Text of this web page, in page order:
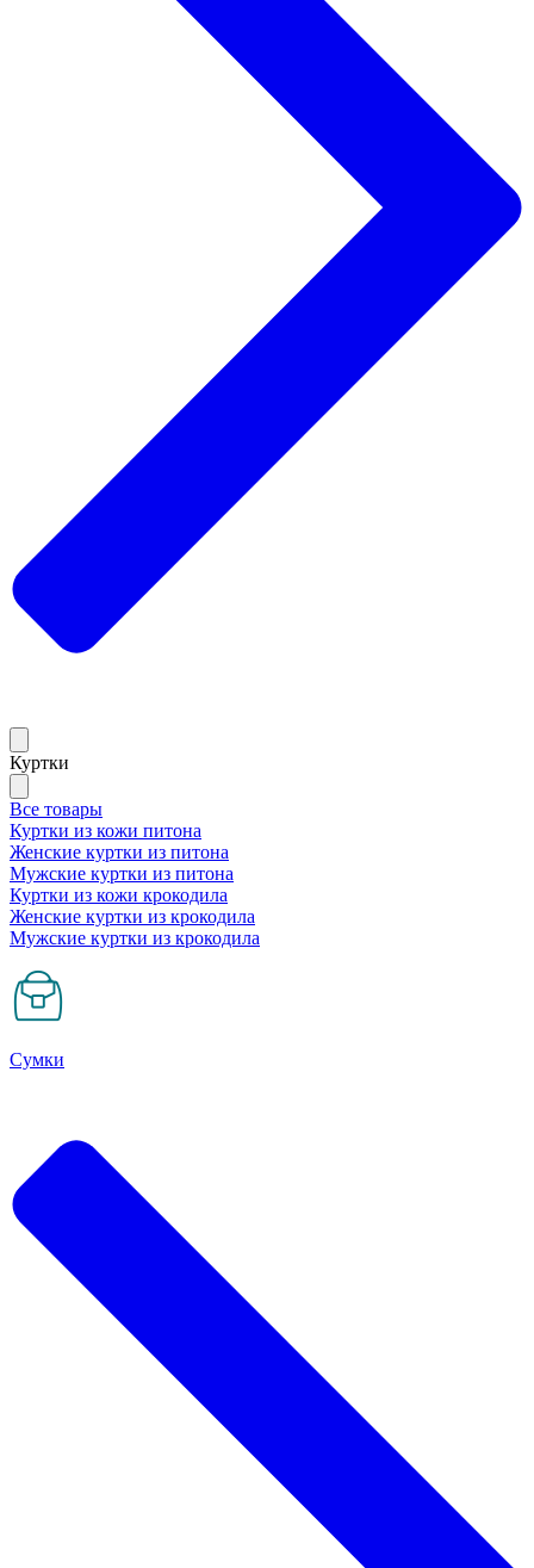
Куртки
Все товары
Куртки из кожи питона
Женские куртки из питона
Мужские куртки из питона
Куртки из кожи крокодила
Женские куртки из крокодила
Мужские куртки из крокодила
Сумки